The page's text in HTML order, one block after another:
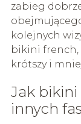
zabieg
kolejnych
bikini french,
krótszy i
Jak
innych